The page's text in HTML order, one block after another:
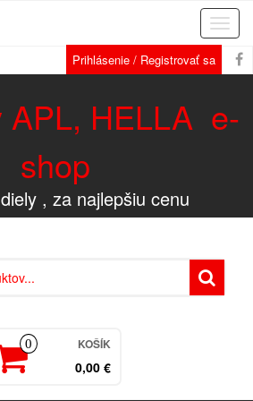
Prihlásenie / Registrovať sa
APL, HELLA e-
shop
, za najlepšiu cenu
0 KOŠÍK
0,00 €